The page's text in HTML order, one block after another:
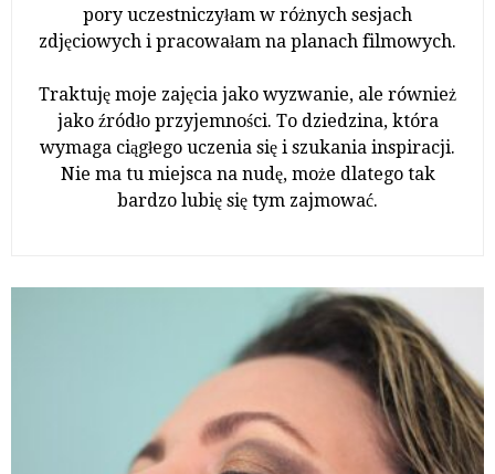
pory uczestniczyłam w różnych sesjach
zdjęciowych i pracowałam na planach filmowych.
Traktuję moje zajęcia jako wyzwanie, ale również
jako źródło przyjemności. To dziedzina, która
wymaga ciągłego uczenia się i szukania inspiracji.
Nie ma tu miejsca na nudę, może dlatego tak
bardzo lubię się tym zajmować.